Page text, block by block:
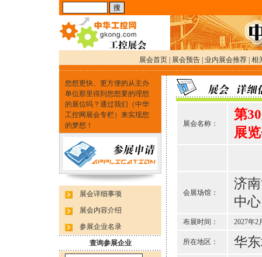
展会首页 展会预告 业内展会推荐 相
您想更快、更方便的从主办
单位那里得到您想要的理想
的展位吗？通过我们（中华
工控网展会专栏）来实现您
的梦想！
展会详细事项
展会内容介绍
参展企业名录
查询参展企业
展会名称：
第
展
会展场馆：
济
中心
布展时间： 2027年2
所在地区： 华